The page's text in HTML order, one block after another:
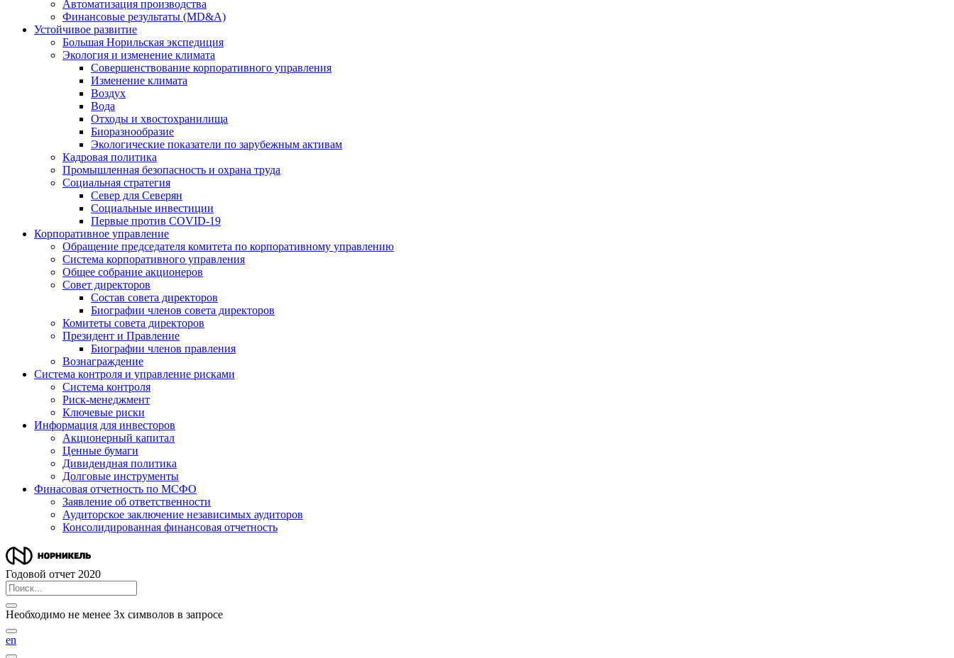
Автоматизация производства
Финансовые результаты (MD&A)
Устойчивое развитие
Большая Норильская экспедиция
Экология и изменение климата
Совершенствование корпоративного управления
Изменение климата
Воздух
Вода
Отходы и хвостохранилища
Биоразнообразие
Экологические показатели по зарубежным активам
Кадровая политика
Промышленная безопасность и охрана труда
Социальная стратегия
Север для Северян
Социальные инвестиции
Первые против COVID‑19
Корпоративное управление
Обращение председателя комитета по корпоративному управлению
Система корпоративного управления
Общее собрание акционеров
Совет директоров
Состав совета директоров
Биографии членов совета директоров
Комитеты совета директоров
Президент и Правление
Биографии членов правления
Вознаграждение
Система контроля и управление рисками
Система контроля
Риск-менеджмент
Ключевые риски
Информация для инвесторов
Акционерный капитал
Ценные бумаги
Дивидендная политика
Долговые инструменты
Финасовая отчетность по МСФО
Заявление об ответственности
Аудиторское заключение независимых аудиторов
Консолидированная финансовая отчетность
Годовой отчет 2020
Необходимо не менее 3х символов в запросе
en